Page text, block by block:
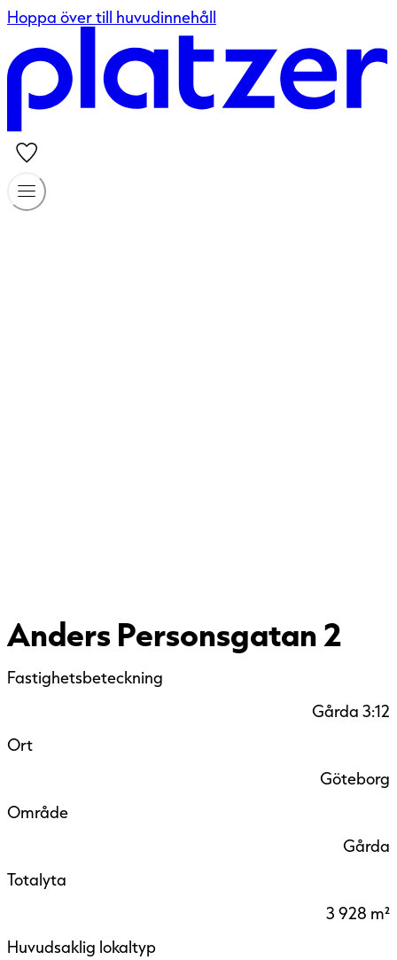
Hoppa över till huvudinnehåll
Anders Personsgatan 2
Fastighetsbeteckning
Gårda 3:12
Ort
Göteborg
Område
Gårda
Totalyta
3 928 m²
Huvudsaklig lokaltyp